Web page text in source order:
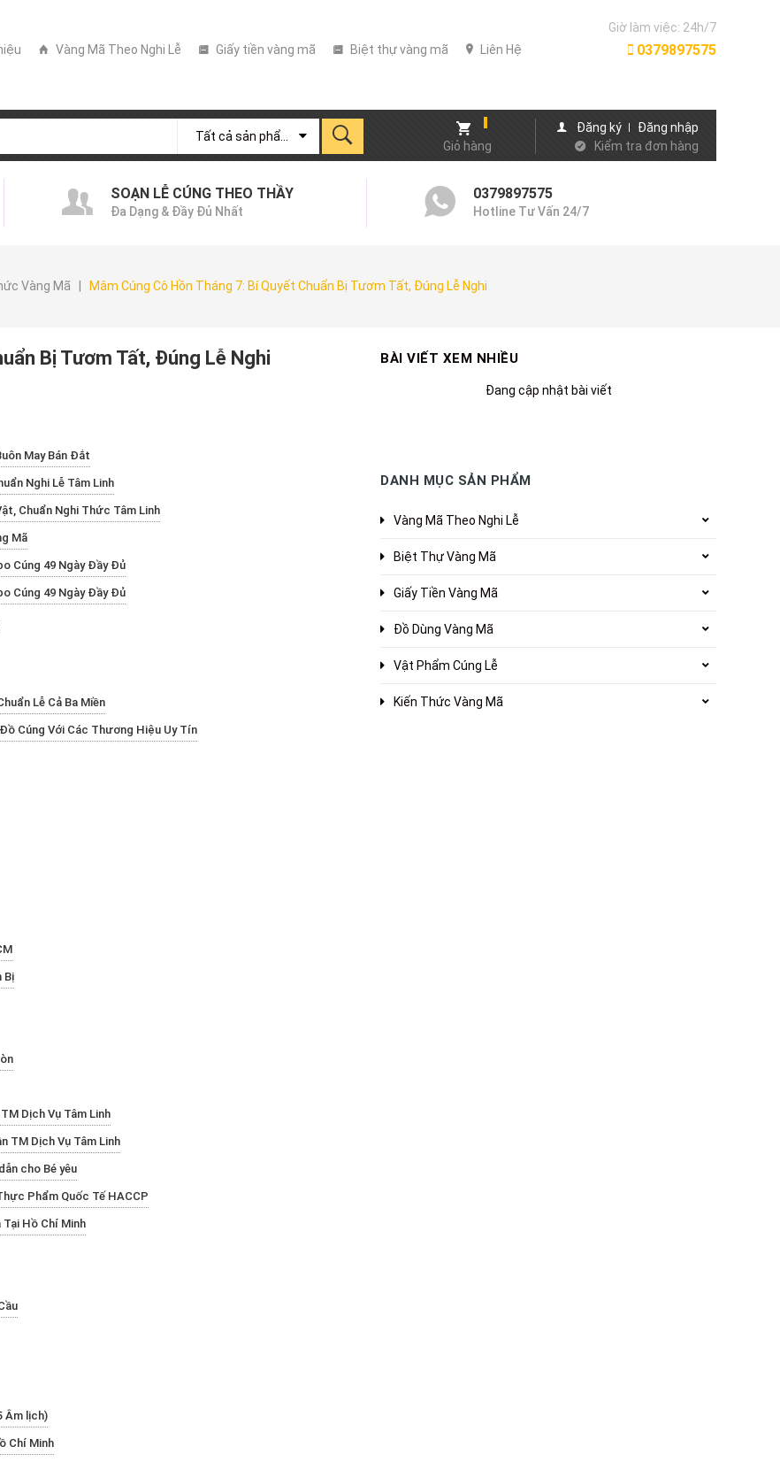
Vàng Mã Theo Nghi Lễ Giấy tiền vàng mã Biệt thự vàng mã Liên Hệ
Giờ làm việc: 24h/7
0379897575
Giỏ hàng
Đăng ký
Đăng nhập
Kiểm tra đơn hàng
SOẠN LỄ CÚNG THEO THẦY
Đa Dạng & Đầy Đủ Nhất
0379897575
Hotline Tư Vấn 24/7
Vàng Mã Mâm Cúng Cô Hồn Tháng 7: Bí Quyết Chuẩn Bị Tươm Tất, Đúng Lễ Nghi
Bị Tươm Tất, Đúng Lễ Nghi
May Bán Đắt
Nghi Lễ Tâm Linh
Chuẩn Nghi Thức Tâm Linh
Mã
Cúng 49 Ngày Đầy Đủ
Cúng 49 Ngày Đầy Đủ
Lễ Cả Ba Miền
Cúng Với Các Thương Hiệu Uy Tín
Bị
Dịch Vụ Tâm Linh
TM Dịch Vụ Tâm Linh
cho Bé yêu
Phẩm Quốc Tế HACCP
Hồ Chí Minh
Âm lịch)
Chí Minh
BÀI VIẾT XEM NHIỀU
Đang cập nhật bài viết
DANH MỤC SẢN PHẨM
Vàng Mã Theo Nghi Lễ
Biệt Thự Vàng Mã
Giấy Tiền Vàng Mã
Đồ Dùng Vàng Mã
Vật Phẩm Cúng Lễ
Kiến Thức Vàng Mã